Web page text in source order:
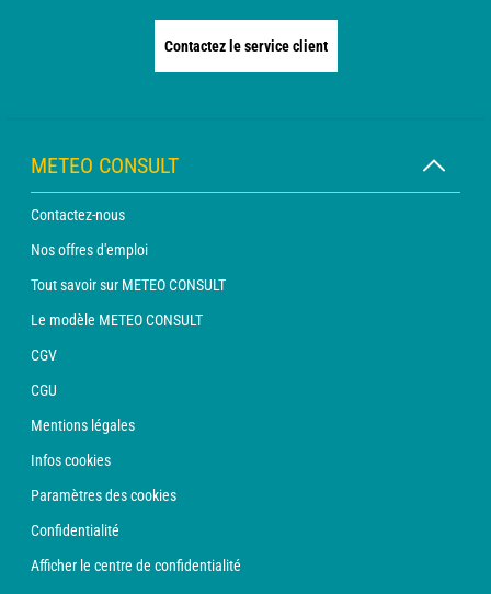
Contactez le service client
METEO CONSULT
Contactez-nous
Nos offres d'emploi
Tout savoir sur METEO CONSULT
Le modèle METEO CONSULT
CGV
CGU
Mentions légales
Infos cookies
Paramètres des cookies
Confidentialité
Afficher le centre de confidentialité